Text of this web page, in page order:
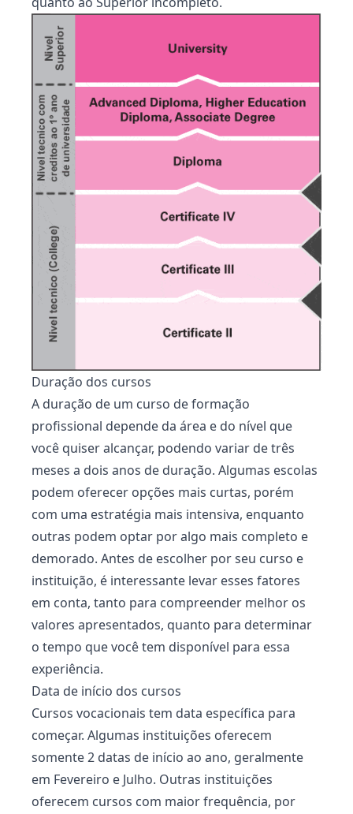
Duração dos cursos
A duração de um curso de formação
profissional depende da área e do nível que
você quiser alcançar, podendo variar de três
meses a dois anos de duração. Algumas escolas
podem oferecer opções mais curtas, porém
com uma estratégia mais intensiva, enquanto
outras podem optar por algo mais completo e
demorado. Antes de escolher por seu curso e
instituição, é interessante levar esses fatores
em conta, tanto para compreender melhor os
valores apresentados, quanto para determinar
o tempo que você tem disponível para essa
experiência.
Data de início dos cursos
Cursos vocacionais tem data específica para
começar. Algumas instituições oferecem
somente 2 datas de início ao ano, geralmente
em Fevereiro e Julho. Outras instituições
oferecem cursos com maior frequência, por